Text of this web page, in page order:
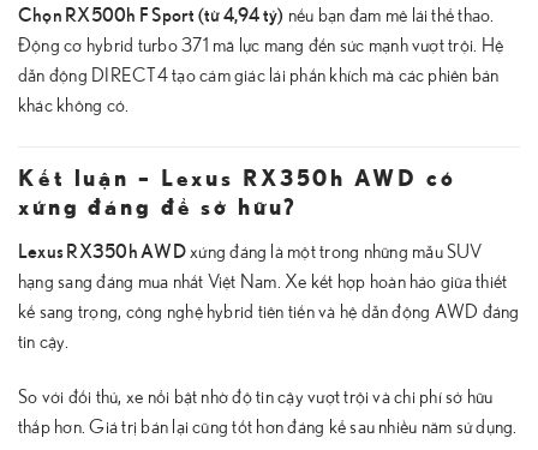
Chọn RX500h F Sport (từ 4,94 tỷ) nếu bạn đam mê lái thể thao.
Động cơ hybrid turbo 371 mã lực mang đến sức mạnh vượt trội. Hệ
dẫn động DIRECT4 tạo cảm giác lái phấn khích mà các phiên bản
khác không có.
Kết luận – Lexus RX350h AWD có
xứng đáng để sở hữu?
Lexus RX350h AWDxứng đáng là một trong những mẫu SUV
hạng sang đáng mua nhất Việt Nam. Xe kết hợp hoàn hảo giữa thiết
kế sang trọng, công nghệ hybrid tiên tiến và hệ dẫn động AWD đáng
tin cậy.
So với đối thủ, xe nổi bật nhờ độ tin cậy vượt trội và chi phí sở hữu
thấp hơn. Giá trị bán lại cũng tốt hơn đáng kể sau nhiều năm sử dụng.